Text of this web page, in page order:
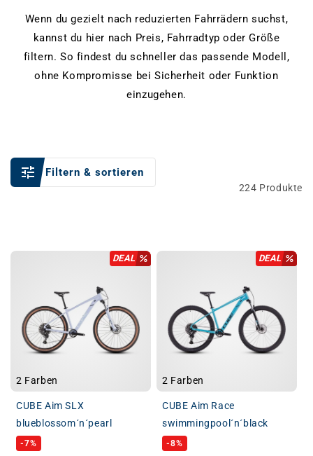
Wenn du gezielt nach reduzierten Fahrrädern suchst,
kannst du hier nach Preis, Fahrradtyp oder Größe
filtern. So findest du schneller das passende Modell,
ohne Kompromisse bei Sicherheit oder Funktion
einzugehen.
Filtern & sortieren
224 Produkte
DEAL
2 Farben
CUBE Aim SLX
blueblossom´n´pearl
-7%
DEAL
2 Farben
CUBE Aim Race
swimmingpool´n´black
-8%